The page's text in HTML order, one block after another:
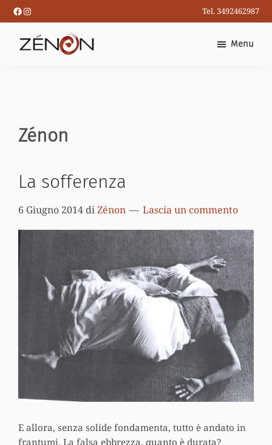
Passa
al
contenuto
Facebook
Instagram Tel. 3492462987
Menu
Zénon
La sofferenza
6 Giugno 2014 diZénon Lascia un commento
E allora, senza solide fondamenta, tutto è andato in
frantumi. La falsa ebbrezza, quanto è durata?